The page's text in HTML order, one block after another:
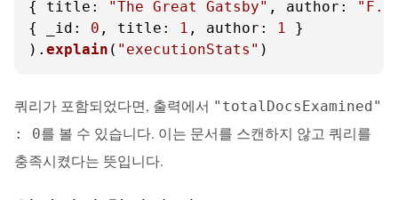
{ title : "The Great Gatsby" , author :
"F.
{
_id : 0 , title : 1 , author : 1 }
). explain ( "executionStats" )
쿼리가 포함되었다면, 출력에서 "totalDocsExamined"
: 0를 볼 수 있습니다. 이는 문서를 스캔하지 않고 쿼리를
충족시켰다는 뜻입니다.